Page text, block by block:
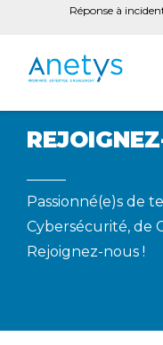
Réponse à
Passionné(e)s de
Cybersécurité, de
Rejoignez-nous !